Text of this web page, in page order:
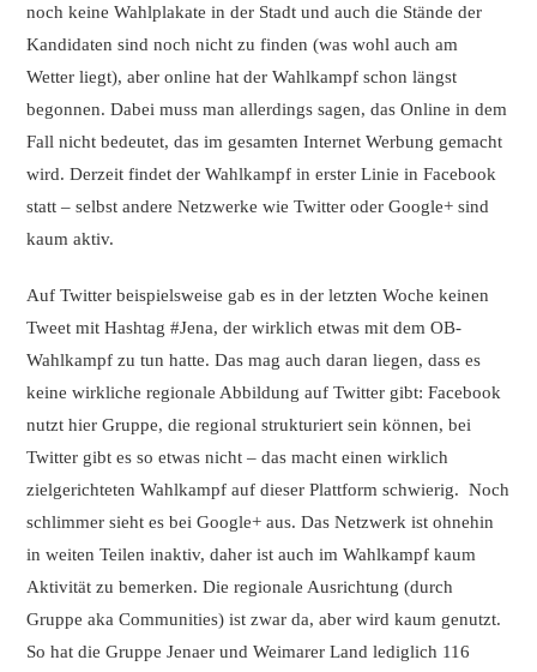
noch keine Wahlplakate in der Stadt und auch die Stände der
Kandidaten sind noch nicht zu finden (was wohl auch am
Wetter liegt), aber online hat der Wahlkampf schon längst
begonnen. Dabei muss man allerdings sagen, das Online in dem
Fall nicht bedeutet, das im gesamten Internet Werbung gemacht
wird. Derzeit findet der Wahlkampf in erster Linie in Facebook
statt – selbst andere Netzwerke wie Twitter oder Google+ sind
kaum aktiv.
Auf Twitter beispielsweise gab es in der letzten Woche keinen
Tweet mit Hashtag #Jena, der wirklich etwas mit dem OB-
Wahlkampf zu tun hatte. Das mag auch daran liegen, dass es
keine wirkliche regionale Abbildung auf Twitter gibt: Facebook
nutzt hier Gruppe, die regional strukturiert sein können, bei
Twitter gibt es so etwas nicht – das macht einen wirklich
zielgerichteten Wahlkampf auf dieser Plattform schwierig. Noch
schlimmer sieht es bei Google+ aus. Das Netzwerk ist ohnehin
in weiten Teilen inaktiv, daher ist auch im Wahlkampf kaum
Aktivität zu bemerken. Die regionale Ausrichtung (durch
Gruppe aka Communities) ist zwar da, aber wird kaum genutzt.
So hat die Gruppe Jenaer und Weimarer Land lediglich 116